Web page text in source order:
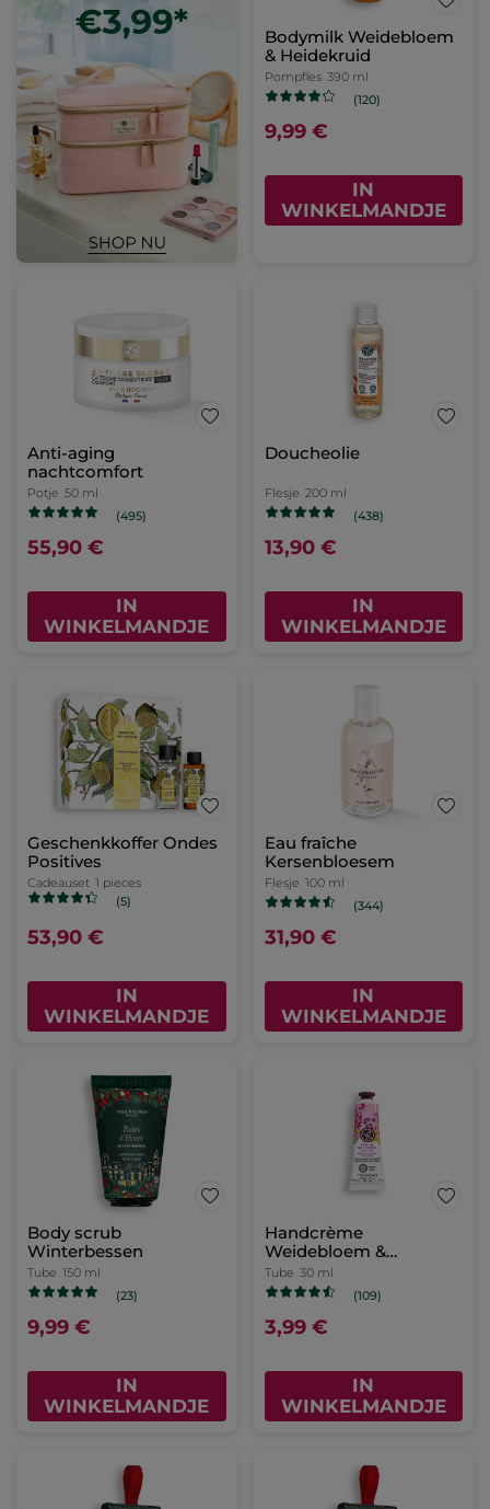
Bodymilk Weidebloem
& Heidekruid
Pompfles 390 ml
(120)
9,99 €
IN
WINKELMANDJE
Anti-aging
nachtcomfort
Potje 50 ml
(495)
55,90 €
IN
WINKELMANDJE
Doucheolie
Flesje 200 ml
(438)
13,90 €
IN
WINKELMANDJE
Geschenkkoffer Ondes
Positives
Cadeauset 1 pieces
(5)
53,90 €
IN
WINKELMANDJE
Eau fraîche
Kersenbloesem
Flesje 100 ml
(344)
31,90 €
IN
WINKELMANDJE
Body scrub
Winterbessen
Tube 150 ml
(23)
9,99 €
IN
WINKELMANDJE
Handcrème
Weidebloem &
Heidekruid
Tube 30 ml
(109)
3,99 €
IN
WINKELMANDJE